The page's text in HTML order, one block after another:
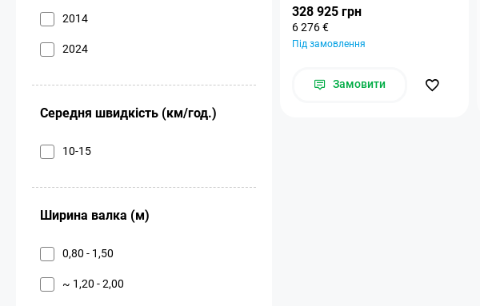
2014
2024
Середня швидкість (км/год.)
10-15
Ширина валка (м)
0,80 - 1,50
~ 1,20 - 2,00
328 925 грн
6 276 €
Під замовлення
Замовити